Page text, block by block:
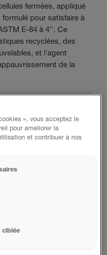
fermées, appliqué
pour satisfaire à
E-84 à 4''. Ce
recyclées, des
et l'agent
de la
», vous acceptez le
pour améliorer la
et contribuer à nos
ciblée